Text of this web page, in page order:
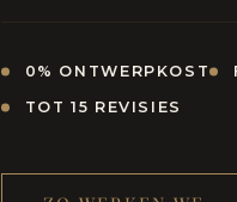
0% ONTWERPKOST
TOT 15 REVISIES